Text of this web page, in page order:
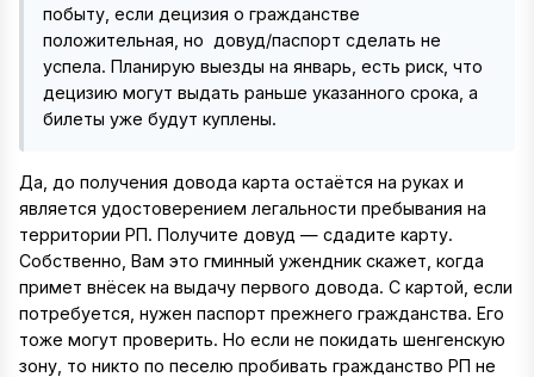
побыту, если децизия о гражданстве
положительная, но довуд/паспорт сделать не
успела. Планирую выезды на январь, есть риск, что
децизию могут выдать раньше указанного срока, а
билеты уже будут куплены.
Да, до получения довода карта остаётся на руках и
является удостоверением легальности пребывания на
территории РП. Получите довуд — сдадите карту.
Собственно, Вам это гминный ужендник скажет, когда
примет внёсек на выдачу первого довода. С картой, если
потребуется, нужен паспорт прежнего гражданства. Его
тоже могут проверить. Но если не покидать шенгенскую
зону, то никто по песелю пробивать гражданство РП не